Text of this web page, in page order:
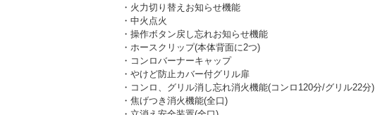
・火力切り替えお知らせ機能
・中火点火
・操作ボタン戻し忘れお知らせ機能
・ホースクリップ(本体背面に2つ)
・コンロバーナーキャップ
・やけど防止カバー付グリル扉
・コンロ、グリル消し忘れ消火機能(コンロ120分/グリル22分)
・焦げつき消火機能(全口)